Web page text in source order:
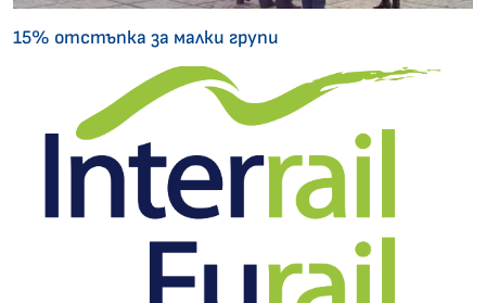
15% отстъпка за малки групи